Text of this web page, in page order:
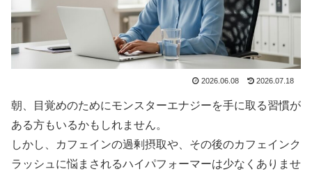
2026.06.08 2026.07.18
朝、目覚めのためにモンスターエナジーを手に取る習慣が
ある方もいるかもしれません。
しかし、カフェインの過剰摂取や、その後のカフェインク
ラッシュに悩まされるハイパフォーマーは少なくありませ